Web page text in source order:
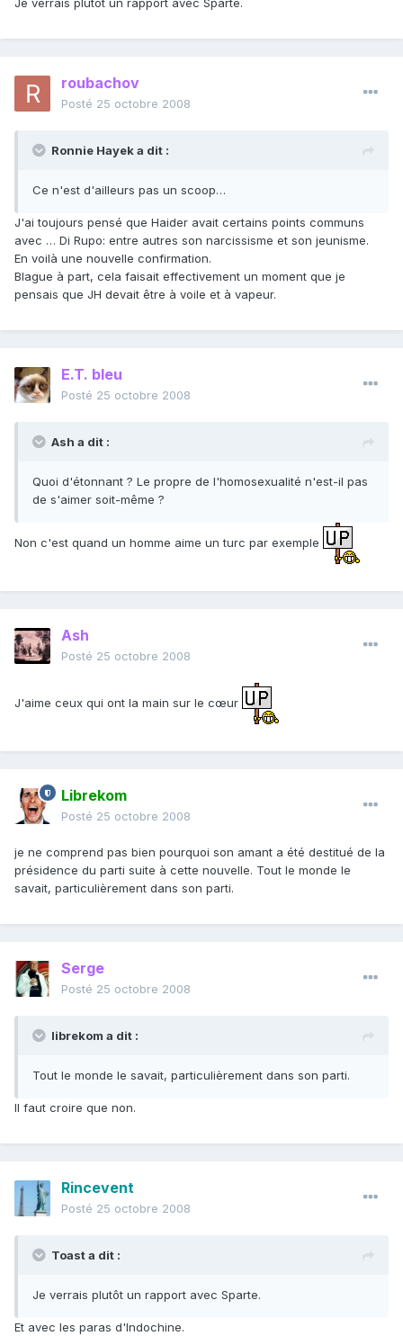
Je verrais plutôt un rapport avec Sparte.
roubachov
Posté 25 octobre 2008
Ronnie Hayek a dit :
Ce n'est d'ailleurs pas un scoop…
J'ai toujours pensé que Haider avait certains points communs
avec … Di Rupo: entre autres son narcissisme et son jeunisme.
En voilà une nouvelle confirmation.
Blague à part, cela faisait effectivement un moment que je
pensais que JH devait être à voile et à vapeur.
E.T. bleu
Posté 25 octobre 2008
Ash a dit :
Quoi d'étonnant ? Le propre de l'homosexualité n'est-il pas
de s'aimer soit-même ?
Non c'est quand un homme aime un turc par exemple
Ash
Posté 25 octobre 2008
J'aime ceux qui ont la main sur le cœur
Librekom
Posté 25 octobre 2008
je ne comprend pas bien pourquoi son amant a été destitué de la
présidence du parti suite à cette nouvelle. Tout le monde le
savait, particulièrement dans son parti.
Serge
Posté 25 octobre 2008
librekom a dit :
Tout le monde le savait, particulièrement dans son parti.
Il faut croire que non.
Rincevent
Posté 25 octobre 2008
Toast a dit :
Je verrais plutôt un rapport avec Sparte.
Et avec les paras d'Indochine.